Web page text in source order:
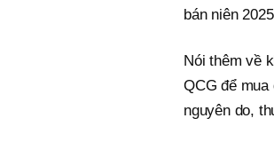
bán niên
Nói thêm về
QCG để
nguyên do,